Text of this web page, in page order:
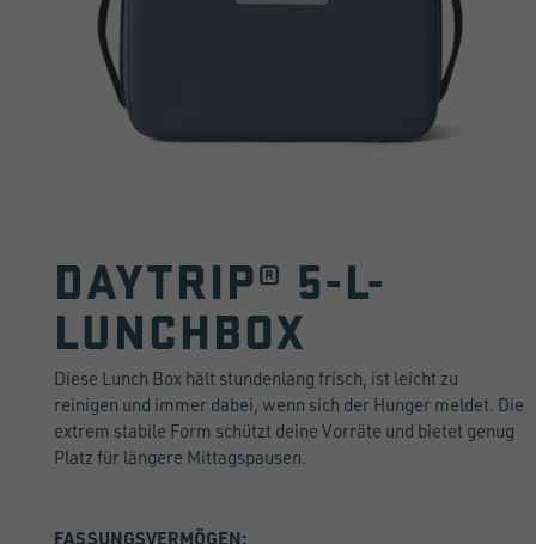
DAYTRIP® 5-L-
LUNCHBOX
Diese Lunch Box hält stundenlang frisch, ist leicht zu
reinigen und immer dabei, wenn sich der Hunger meldet. Die
extrem stabile Form schützt deine Vorräte und bietet genug
Platz für längere Mittagspausen.
FASSUNGSVERMÖGEN: